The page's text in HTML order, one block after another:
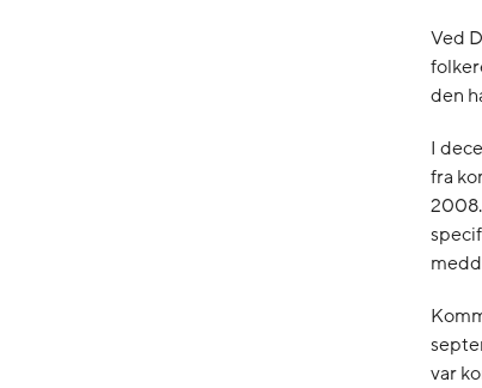
Ved
den
I
fra
var